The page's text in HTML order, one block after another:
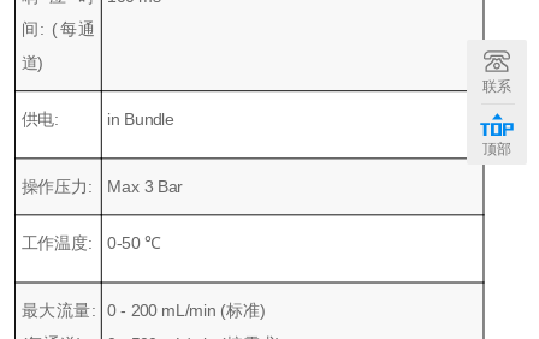
间: (每通
道)
供电: in Bundle
操作压力: Max 3 Bar
工作温度: 0-50 ℃
最大流量: 0 - 200 mL/min (标准)
联系
顶部